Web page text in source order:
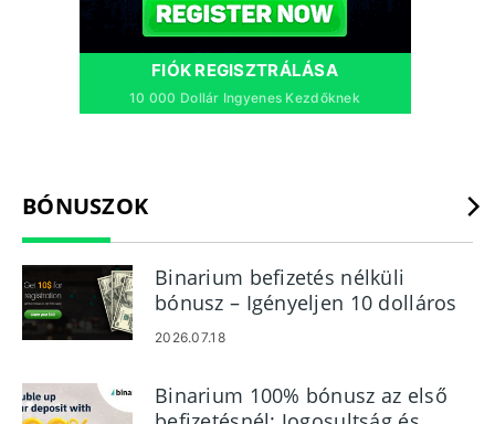
FIÓK REGISZTRÁLÁSA
10 000 Dollár Ingyenes Kezdőknek
BÓNUSZOK
Binarium befizetés nélküli
bónusz – Igényeljen 10 dolláros
ingyenes kereskedési hitelt
2026.07.18
Binarium 100% bónusz az első